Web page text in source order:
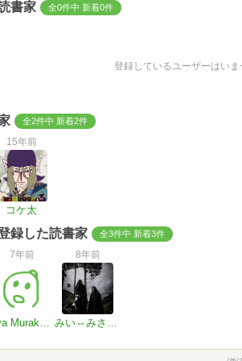
書家 全0件中 新着0件
登録しているユーザーはいま
全2件中 新着2件
15年前
コケ太
録した読書家 全3件中 新着3件
7年前
Aya Murakami
8年前
みい⇔みさまる＠この世の悪であれ